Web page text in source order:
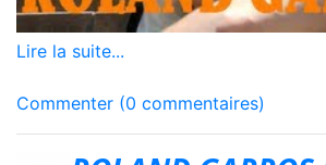
Lire la suite...
Commenter (0 commentaires)